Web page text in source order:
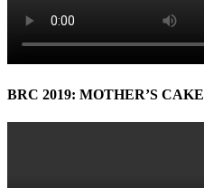
BRC 2019: MOTHER’S CAKE